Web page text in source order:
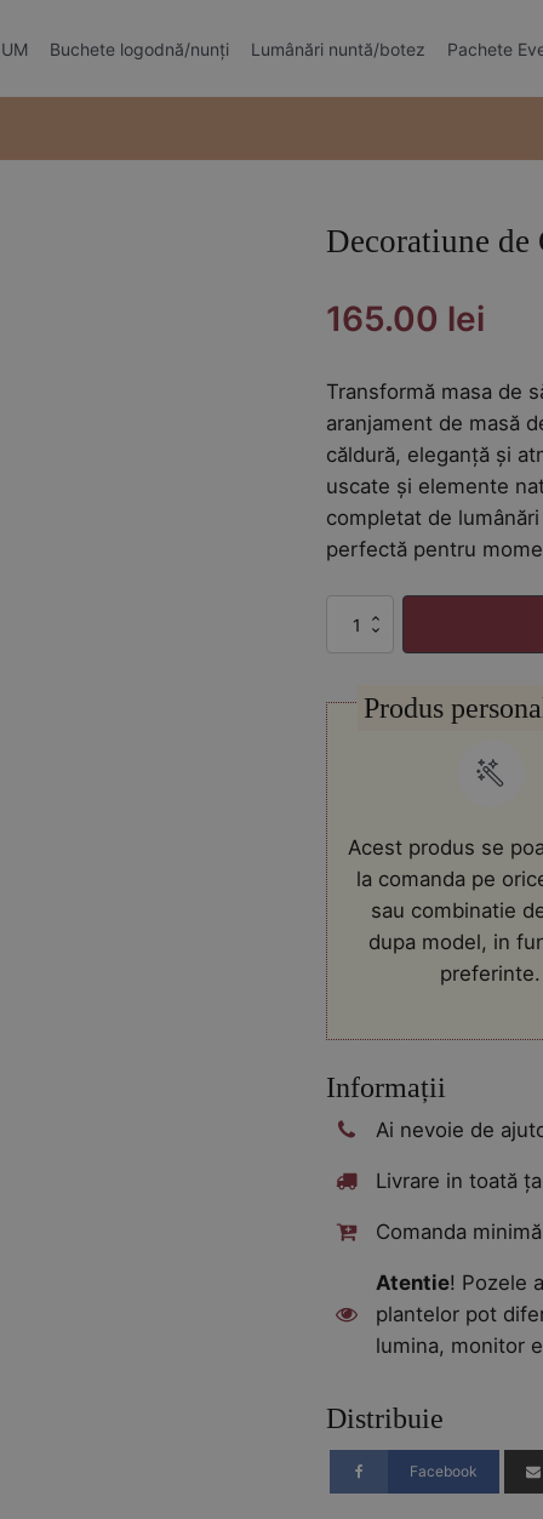
Buchete logodnă/nunți Lumânări nuntă/botez Pachete
Decoratiune
165.00 lei
Transformă masa de
aranjament de masă
căldură, eleganță și
uscate și elemente
completat de
perfectă pentru
Cantitate
Decoratiune
cu
brazi
luminati
Produs
Acest produs se
la comanda pe
sau combinatie
dupa model, in
preferinte.
Informații
Ai nevoie de
Livrare in toată
Comanda
Atentie! Pozele
plantelor pot
lumina, monitor
Distribuie
Facebook